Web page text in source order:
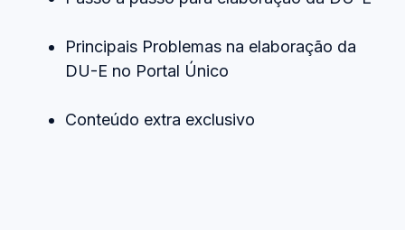
Principais Problemas na elaboração da
DU-E no Portal Único
Conteúdo extra exclusivo